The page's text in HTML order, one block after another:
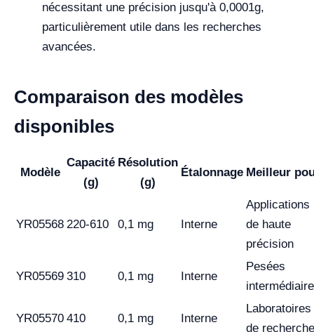
nécessitant une précision jusqu'à 0,0001g,
particulièrement utile dans les recherches
avancées.
Comparaison des modèles
disponibles
Modèle
Capacité
(g)
Résolution
(g)
Étalonnage Meilleur
YR05568 220-610 0,1 mg Interne
Applications
de haute
précision
YR05569 310 0,1 mg Interne
Pesées
YR05570 410 0,1 mg Interne
Laboratoires
de recherche